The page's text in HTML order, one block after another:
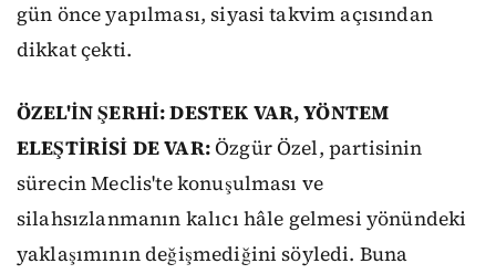
gün önce yapılması, siyasi takvim açısından
dikkat çekti.
ÖZEL'İN ŞERHİ: DESTEK VAR, YÖNTEM
ELEŞTİRİSİ DE VAR:Özgür Özel, partisinin
sürecin Meclis'te konuşulması ve
silahsızlanmanın kalıcı hâle gelmesi yönündeki
yaklaşımının değişmediğini söyledi. Buna